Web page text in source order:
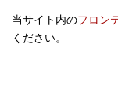
当サイト内のフロン
ください。